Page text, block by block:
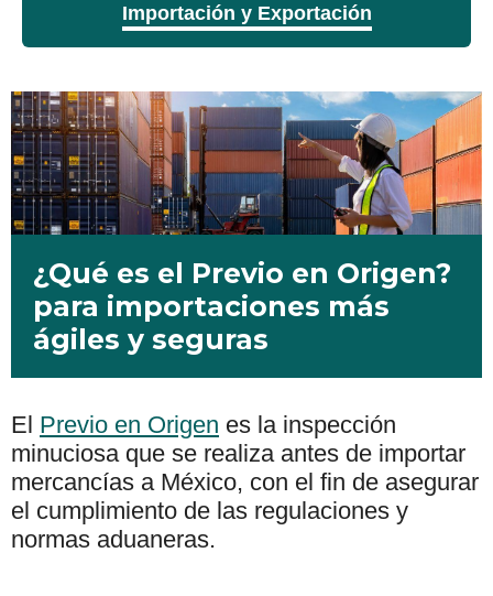
Importación y Exportación
¿Qué es el Previo en Origen?
para importaciones más
ágiles y seguras
El Previo en Origen es la inspección
minuciosa que se realiza antes de importar
mercancías a México, con el fin de asegurar
el cumplimiento de las regulaciones y
normas aduaneras.